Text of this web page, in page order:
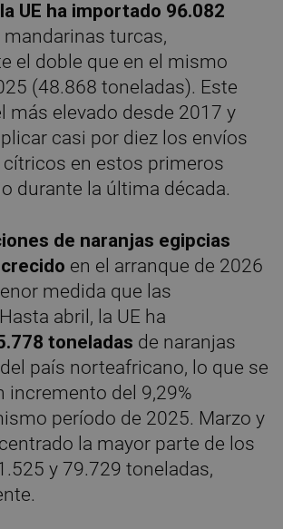
la UE ha importado 96.082
mandarinas turcas,
el doble que en el mismo
(48.868 toneladas). Este
más elevado desde 2017 y
casi por diez los envíos
en estos primeros
durante la última década.
de naranjas egipcias
en el arranque de 2026
medida que las
abril, la UE ha
toneladas de naranjas
país norteafricano, lo que se
incremento del 9,29%
período de 2025. Marzo y
la mayor parte de los
y 79.729 toneladas,